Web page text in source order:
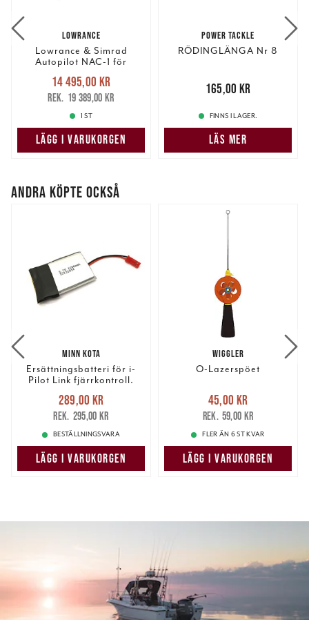
LOWRANCE
Lowrance & Simrad
Autopilot NAC-1 för
Nuvarande pris
14 495,00 krTidigare pris
19 389,00 kr
14 495,00 kr
19 389,00 kr
1 ST
LÄGG I VARUKORGEN
POWER TACKLE
RÖDINGLÄNGA Nr 8
165,00 kr
165,00 kr
FINNS I LAGER.
LÄS MER
ANDRA KÖPTE OCKSÅ
MINN KOTA
Ersättningsbatteri för i-
Pilot Link fjärrkontroll.
Nuvarande pris
289,00 krTidigare pris
295,00 kr
289,00 kr
295,00 kr
BESTÄLLNINGSVARA
LÄGG I VARUKORGEN
WIGGLER
O-Lazerspöet
Nuvarande pris
45,00 krTidigare pris
59,00 kr
45,00 kr
59,00 kr
FLER ÄN 6 ST KVAR
LÄGG I VARUKORGEN